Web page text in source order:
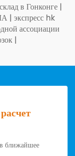
склад в Гонконге |
| экспресс hk
ассоциации
|
ближайшее